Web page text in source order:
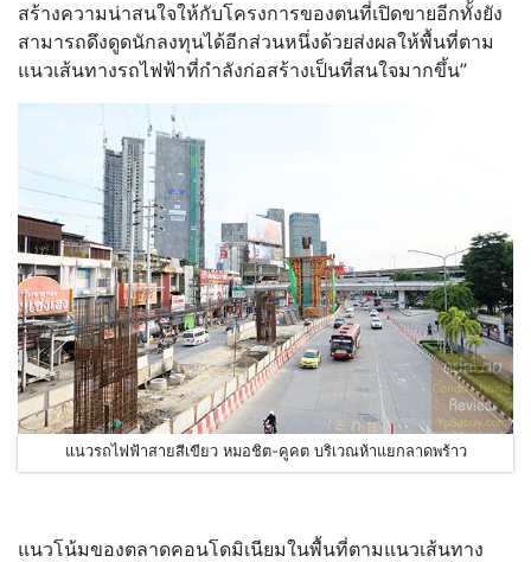
สร้างความน่าสนใจให้กับโครงการของตนที่เปิดขายอีกทั้งยัง
สามารถดึงดูดนักลงทุนได้อีกส่วนหนึ่งด้วยส่งผลให้พื้นที่ตาม
แนวเส้นทางรถไฟฟ้าที่กำลังก่อสร้างเป็นที่สนใจมากขึ้น”
แนวรถไฟฟ้าสายสีเขียว หมอชิต-คูคต บริเวณห้าแยกลาดพร้าว
แนวโน้มของตลาดคอนโดมิเนียมในพื้นที่ตามแนวเส้นทาง